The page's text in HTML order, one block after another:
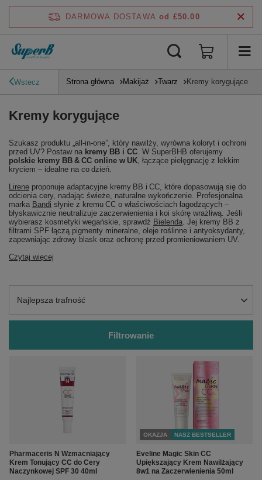
DARMOWA DOSTAWA od £50.00
Wstecz Strona główna Makijaż Twarz Kremy korygujące
Kremy korygujące
Szukasz produktu „all‑in‑one”, który nawilży, wyrówna koloryt i ochroni
przed UV? Postaw na kremy BB i CC. W SuperBHB oferujemy
polskie kremy BB & CC online w UK, łączące pielęgnację z lekkim
kryciem – idealne na co dzień.
Lirene proponuje adaptacyjne kremy BB i CC, które dopasowują się do
odcienia cery, nadając świeże, naturalne wykończenie. Profesjonalna
marka Bandi słynie z kremu CC o właściwościach łagodzących –
błyskawicznie neutralizuje zaczerwienienia i koi skórę wrażliwą. Jeśli
wybierasz kosmetyki wegańskie, sprawdź Bielenda. Jej kremy BB z
filtrami SPF łączą pigmenty mineralne, oleje roślinne i antyoksydanty,
zapewniając zdrowy blask oraz ochronę przed promieniowaniem UV.
Czytaj więcej
Zmień sortowanie
Najlepsza trafność
Filtrowanie
Pharmaceris N Wzmacniający
Krem Tonujący CC do Cery
Naczynkowej SPF 30 40ml
OKAZJA NASZ BESTSELLER
Eveline Magic Skin CC
Upiększający Krem Nawilżający
8w1 na Zaczerwienienia 50ml